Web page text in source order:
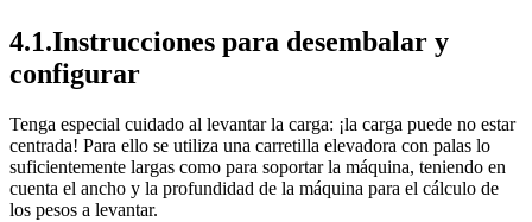
4.1.Instrucciones para desembalar y
configurar
Tenga especial cuidado al levantar la carga: ¡la carga puede no estar
centrada! Para ello se utiliza una carretilla elevadora con palas lo
suficientemente largas como para soportar la máquina, teniendo en
cuenta el ancho y la profundidad de la máquina para el cálculo de
los pesos a levantar.